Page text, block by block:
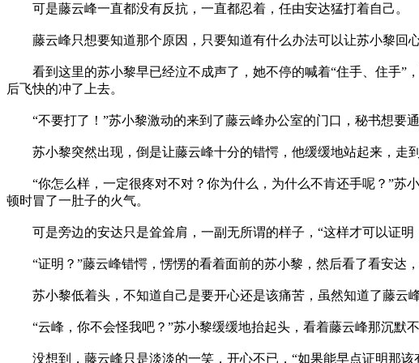
可是藤云峰一直都没有反抗，一直都忍着，任由安达猛打着自己。
藤云峰只想要知道那个原因，只要知道有什么办法可以让苏小黎回
看到这里的苏小黎早已经泣不成声了，她不停的喊着“住手、住手”
后飞快的冲了上去。
“不要打了！”苏小黎激动的来到了藤云峰办公室的门口，秘书想要通
苏小黎突然出现，倒是让藤云峰十分的错愕，他缓缓地站起来，走
“你怎么样，一定很疼对不对？你为什么，为什么不肯还手呢？”苏
顿时冒了一肚子的火气。
可是旁边的安达只是耸耸肩，一副无所谓的样子，“这样才可以证明
“证明？”藤云峰错愕，愣愣的看着面前的苏小黎，然后看了看安达，
苏小黎低着头，不知道自己是要开心还是该痛苦，虽然知道了藤云
“云峰，你不会怪我吧？”苏小黎缓缓地抬起头，看着藤云峰那沉默不
没想到，藤云峰只是淡淡的一笑，开心不已，“如果能早点证明那该